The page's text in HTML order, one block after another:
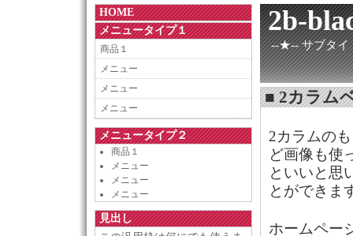
2b-
--★-- サブタイ
■ 2カラム
2カラムの
ど画像も使
といいと思
とができま
ホームペー
HOME
メニュータイプ１
商品１
メニュー
メニュー
メニュー
メニュータイプ２
商品１
メニュー
メニュー
メニュー
見出し